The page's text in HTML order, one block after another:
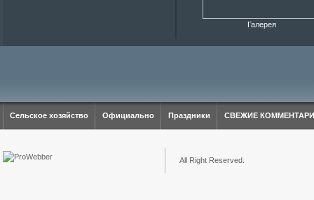
Галерея
Сельское хозяйство Официально Праздники СВЕЖИЕ
All Right Reserved.